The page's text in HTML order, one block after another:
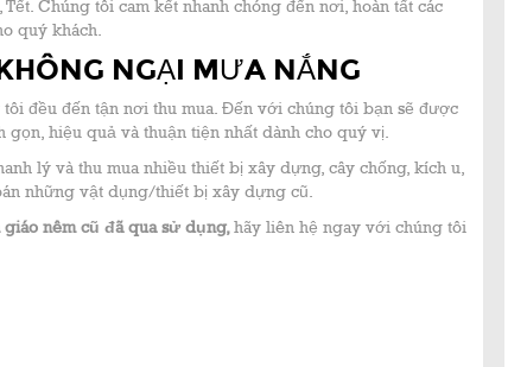
Chúng tôi cam kết nhanh chóng đến nơi, hoàn tất các
quý khách.
NGẠI MƯA NẮNG
đều đến tận nơi thu mua. Đến với chúng tôi bạn sẽ được
hiệu quả và thuận tiện nhất dành cho quý vị.
lý và thu mua nhiều thiết bị xây dựng, cây chống, kích u,
những vật dụng/thiết bị xây dựng cũ.
nêm cũ đã qua sử dụng,hãy liên hệ ngay với chúng tôi